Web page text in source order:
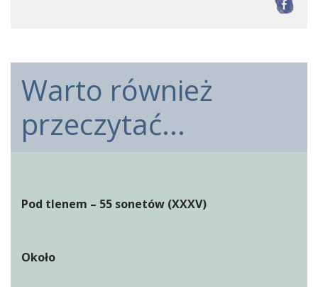
Warto również
przeczytać...
Pod tlenem – 55 sonetów (XXXV)
Około